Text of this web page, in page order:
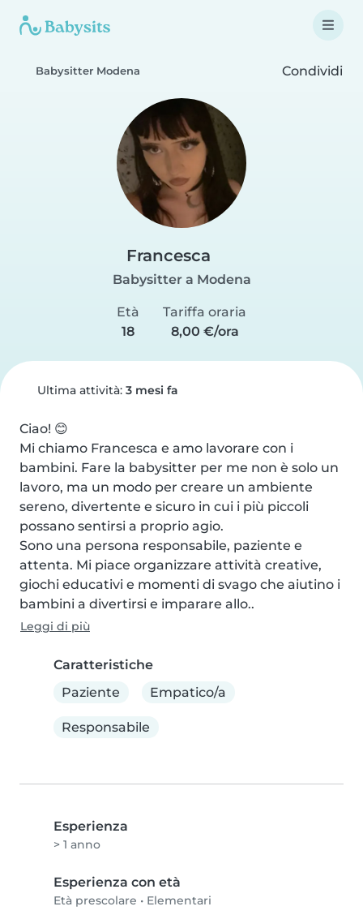
Babysitter Modena Condividi
Francesca
Babysitter a Modena
Età
18
Tariffa oraria
8,00 €/ora
Ultima attività: 3 mesi fa
Ciao! 😊
Mi chiamo Francesca e amo lavorare con i
bambini. Fare la babysitter per me non è solo un
lavoro, ma un modo per creare un ambiente
sereno, divertente e sicuro in cui i più piccoli
possano sentirsi a proprio agio.
Sono una persona responsabile, paziente e
attenta. Mi piace organizzare attività creative,
giochi educativi e momenti di svago che aiutino i
bambini a divertirsi e imparare allo..
Leggi di più
Caratteristiche
Paziente
Empatico/a
Responsabile
Esperienza
> 1 anno
Esperienza con età
Età prescolare • Elementari